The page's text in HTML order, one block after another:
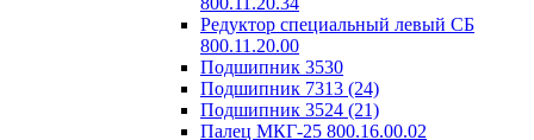
Редуктор специальный левый СБ
800.11.20.00
Подшипник 3530
Подшипник 7313 (24)
Подшипник 3524 (21)
Палец МКГ-25 800.16.00.02